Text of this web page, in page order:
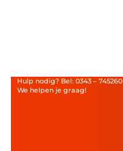
Hulp nodig? Bel: 0343 – 745260
We helpen je graag!